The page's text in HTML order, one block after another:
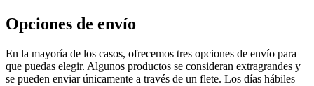
Opciones de envío
En la mayoría de los casos, ofrecemos tres opciones de envío para
que puedas elegir. Algunos productos se consideran extragrandes y
se pueden enviar únicamente a través de un flete. Los días hábiles